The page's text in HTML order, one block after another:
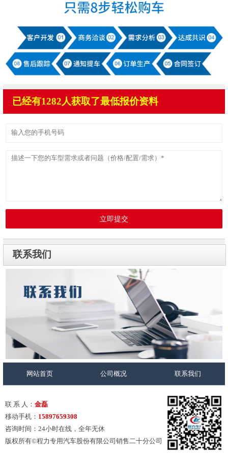
已经有1282人获取了最低报价资料
立即提交
联系我们
网站首页 公司概况 联系我们
联 系 人： 金磊
移动手机： 15897659308
咨询时间：24小时在线，全年无休
版权所有©程力专用汽车股份有限公司销售二十分公司